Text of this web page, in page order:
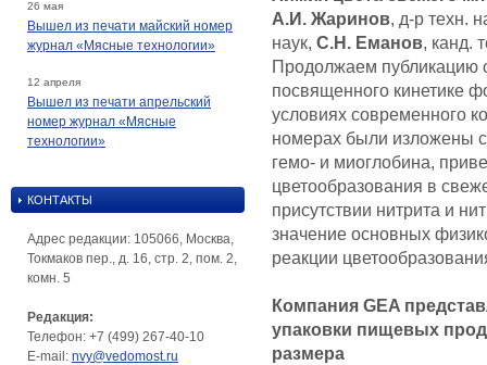
26 мая
Вышел из печати майский номер
журнал «Мясные технологии»
12 апреля
Вышел из печати апрельский
номер журнал «Мясные
технологии»
КОНТАКТЫ
Адрес редакции: 105066, Москва,
Токмаков пер., д. 16, стр. 2, пом. 2,
комн. 5
Редакция:
Телефон: +7 (499) 267-40-10
E-mail: nvy@vedomost.ru
А.И. Жаринов, д-р техн.
наук, С.Н. Еманов, канд.
Продолжаем публикацию
посвященного кинетике
условиях современного
номерах были изложены
гемо- и миоглобина,
цветообразования в
присутствии нитрита и
значение основных
реакции
Компания GEA
упаковки пищевых
размера